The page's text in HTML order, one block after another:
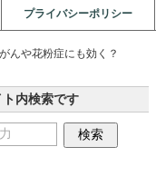
プライバシーポリシー
んや花粉症にも効く？
ト内検索です